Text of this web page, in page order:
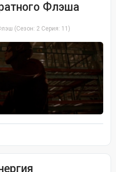
Флэша
(Сезон: 2 Серия: 11)